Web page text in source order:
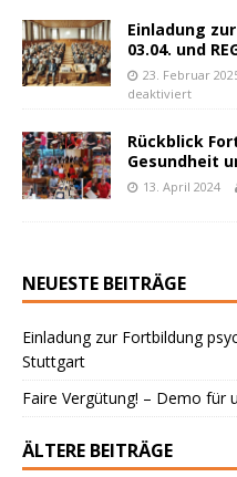
Einladung
03.04. und
23. Februar
deaktiviert
Rückblick
Gesundheit
13. April 2024
NEUESTE BEITRÄGE
Einladung zur Fortbildung
Stuttgart
Faire Vergütung! – Demo für
ÄLTERE BEITRÄGE